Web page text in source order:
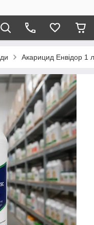
Акарицид Енвідор 1